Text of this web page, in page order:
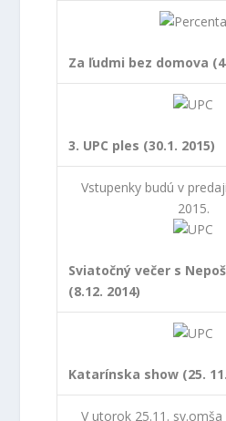
Za ľudmi bez domova
3. UPC ples (30.1. 2015)
Vstupenky budú v
2015.
Sviatočný večer s
(8.12. 2014)
Katarínska show (25.
V utorok 25.11.